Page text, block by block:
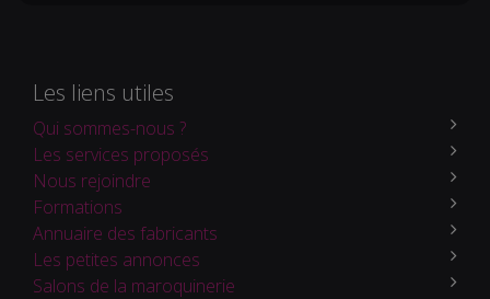
Les liens utiles
Qui sommes-nous ?
Les services proposés
Nous rejoindre
Formations
Annuaire des fabricants
Les petites annonces
Salons de la maroquinerie